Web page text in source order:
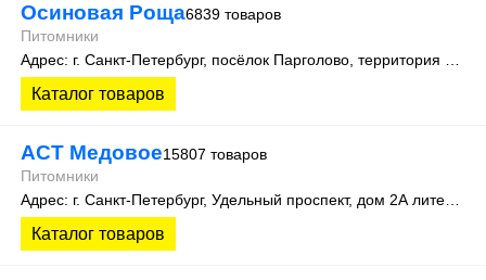
Осиновая Роща6839 товаров
Питомники
Каталог товаров
АСТ Медовое15807 товаров
Питомники
Каталог товаров